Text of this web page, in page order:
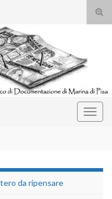
il
da ripensare